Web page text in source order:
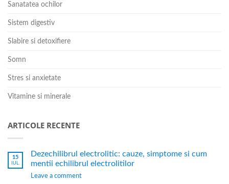
Sanatatea ochilor
Sistem digestiv
Slabire si detoxifiere
Somn
Stres si anxietate
Vitamine si minerale
ARTICOLE RECENTE
15
IUL.
Dezechilibrul electrolitic: cauze, simptome si cum
mentii echilibrul electrolitilor
Leave a comment